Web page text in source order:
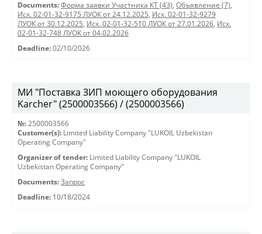
Documents: Форма заявки Участника КТ (43), Объявление (7),
Исх. 02-01-32-9175 ЛУОК от 24.12.2025, Исх. 02-01-32-9279
ЛУОК от 30.12.2025, Исх. 02-01-32-510 ЛУОК от 27.01.2026, Исх.
02-01-32-748 ЛУОК от 04.02.2026
Deadline: 02/10/2026
МИ "Поставка ЗИП моющего оборудования
Karcher" (2500003566) / (2500003566)
№: 2500003566
Customer(s): Limited Liability Company "LUKOIL Uzbekistan
Operating Company"
Organizer of tender: Limited Liability Company "LUKOIL
Uzbekistan Operating Company"
Documents: Запрос
Deadline: 10/18/2024